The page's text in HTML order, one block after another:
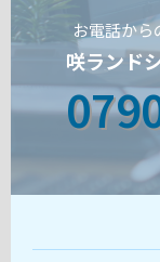
お電話か
咲ランド